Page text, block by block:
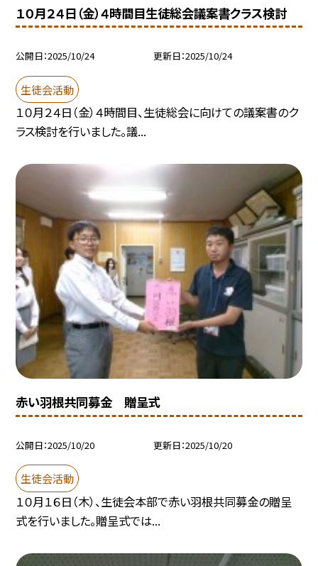
１０月２４日（金）４時間目生徒総会議案書クラス検討
公開日 2025/10/24 更新日 2025/10/24
生徒会活動
１０月２４日（金）４時間目、生徒総会に向けての議案書のク
ラス検討を行いました。議...
赤い羽根共同募金 贈呈式
公開日 2025/10/20 更新日 2025/10/20
生徒会活動
１０月１６日（木）、生徒会本部で赤い羽根共同募金の贈呈
式を行いました。贈呈式では...